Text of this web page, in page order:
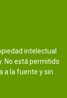
intelectual
No está permitido
a la fuente y sin